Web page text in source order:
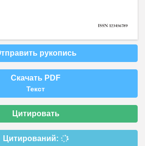
рукопись
Скачать PDF
Текст
Цитировать
Цитирований: